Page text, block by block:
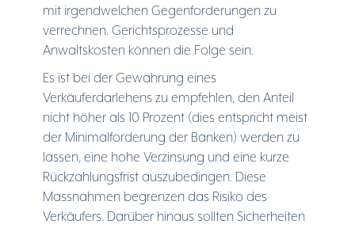
mit irgendwelchen Gegenforderungen zu
verrechnen. Gerichtsprozesse und
Anwaltskosten können die Folge sein.
Es ist bei der Gewährung eines
Verkäuferdarlehens zu empfehlen, den Anteil
nicht höher als 10 Prozent (dies entspricht meist
der Minimalforderung der Banken) werden zu
lassen, eine hohe Verzinsung und eine kurze
Rückzahlungsfrist auszubedingen. Diese
Massnahmen begrenzen das Risiko des
Verkäufers. Darüber hinaus sollten Sicherheiten